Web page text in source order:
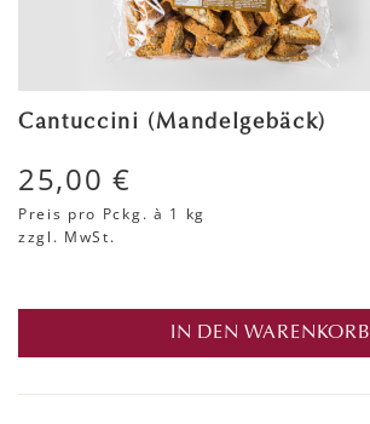
Cantuccini (Mandelgebäck)
25,00 €
Preis pro Pckg. à 1 kg
zzgl. MwSt.
IN DEN WARENKORB